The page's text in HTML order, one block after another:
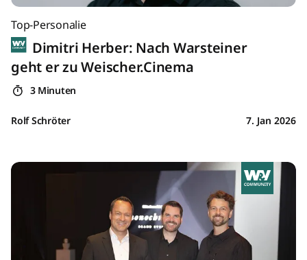
Top-Personalie
Dimitri Herber: Nach Warsteiner
geht er zu Weischer.Cinema
3 Minuten
Rolf Schröter 7. Jan 2026